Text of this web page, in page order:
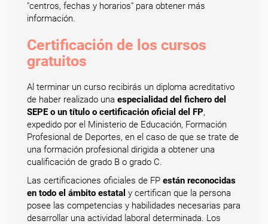
"centros, fechas y horarios" para obtener más
información.
Certificación de los cursos
gratuitos
Al terminar un curso recibirás un diploma acreditativo
de haber realizado una especialidad del fichero del
SEPE o un título o certificación oficial del FP,
expedido por el Ministerio de Educación, Formación
Profesional de Deportes, en el caso de que se trate de
una formación profesional dirigida a obtener una
cualificación de grado B o grado C.
Las certificaciones oficiales de FP están reconocidas
en todo el ámbito estatal y certifican que la persona
posee las competencias y habilidades necesarias para
desarrollar una actividad laboral determinada. Los